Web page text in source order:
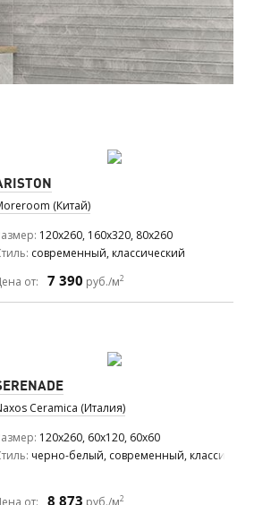
(Китай)
120x260, 160x320, 80x260
современный, классический
от:
7 390 руб./м2
Ceramica (Италия)
120x260, 60x120, 60x60
черно-белый, современный,
от: 8 873 руб./м2